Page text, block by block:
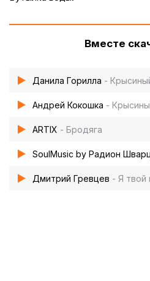
Вместе
Данила Горилла -
Андрей Кокошка -
ARTIX - Бродяга
SoulMusic by Радион
Дмитрий Гревцев - Я твой